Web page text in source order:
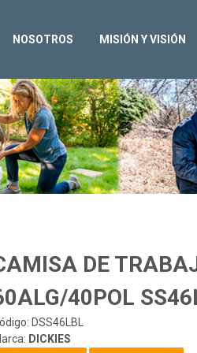
NOSOTROS MISIÓN Y VISIÓN
DE
40POL
DSS46LBL
DICKIES